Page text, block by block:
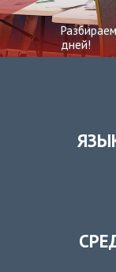
дней!